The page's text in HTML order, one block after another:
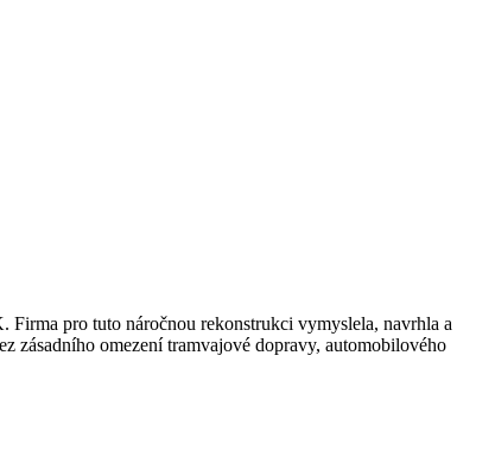
pro tuto náročnou rekonstrukci vymyslela, navrhla a
zásadního omezení tramvajové dopravy, automobilového